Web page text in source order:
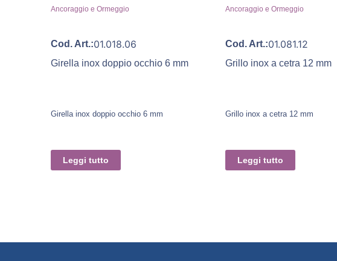
Ancoraggio e Ormeggio
Cod. Art.:01.018.06
Girella inox doppio occhio 6 mm
Girella inox doppio occhio 6 mm
Leggi tutto
Ancoraggio e Ormeggio
Cod. Art.:01.081.12
Grillo inox a cetra 12 mm
Grillo inox a cetra 12 mm
Leggi tutto